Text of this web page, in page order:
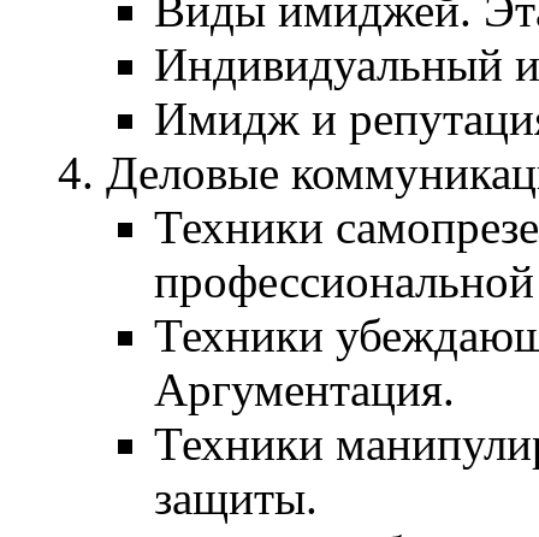
Виды имиджей.
Индивидуальный
Имидж и
Деловые
Техники
Техники
Аргументация.
Техники
защиты.